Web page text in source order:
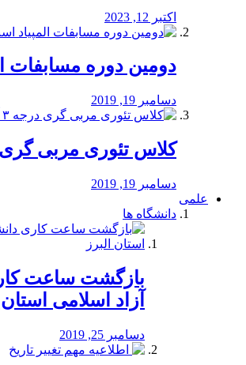
اکتبر 12, 2023
دومین دوره مسابفات
دسامبر 19, 2019
کلاس تئوری مربی گری
دسامبر 19, 2019
علمی
دانشگاه ها
بازگشت ساعت
آزاد اسلامی استان
دسامبر 25, 2019